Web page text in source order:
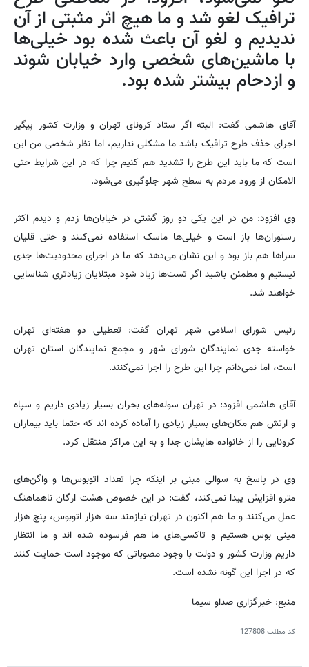
ترافیک لغو شد و ما هیچ اثر مثبتی از آن
ندیدیم و لغو آن باعث شده بود خیلی‌ها
با ماشین‌های شخصی وارد خیابان شوند
و ازدحام بیشتر شده بود.
آقای هاشمی گفت: البته اگر ستاد کرونای تهران و وزارت کشور پیگیر
اجرای حذف طرح ترافیک باشد ما مشکلی نداریم، اما نظر شخصی من این
است که ما باید این طرح را تشدید هم کنیم چرا که در این شرایط حتی
الامکان از ورود مردم به سطح شهر جلوگیری می‌شود.
وی افزود: من در این یکی دو روز گشتی در خیابان‌ها زدم و دیدم اکثر
رستوران‌ها باز است و خیلی‌ها ماسک استفاده نمی‌کنند و حتی قلیان
سرا‌ها هم باز بود و این نشان می‌دهد که ما در اجرای محدودیت‌ها جدی
نیستیم و مطمئن باشید اگر تست‌ها زیاد شود مبتلایان زیادتری شناسایی
خواهند شد.
رئیس شورای اسلامی شهر تهران گفت: تعطیلی دو هفته‌ای تهران
خواسته جدی نمایندگان شورای شهر و مجمع نمایندگان استان تهران
است، اما نمی‌دانم چرا این طرح را اجرا نمی‌کنند.
آقای هاشمی افزود: در تهران سوله‌های بحران بسیار زیادی داریم و سپاه
و ارتش هم مکان‌های بسیار زیادی را آماده کرده اند که حتما باید بیماران
کرونایی را از خانواده هایشان جدا و به این مراکز منتقل کرد.
وی در پاسخ به سوالی مبنی بر اینکه چرا تعداد اتوبوس‌ها و واگن‌های
مترو افزایش پیدا نمی‌کند، گفت: در این خصوص هشت ارگان ناهماهنگ
عمل می‌کنند و ما هم اکنون در تهران نیازمند سه هزار اتوبوس، پنچ هزار
مینی بوس هستیم و تاکسی‌های ما هم فرسوده شده اند و ما انتظار
داریم وزارت کشور و دولت با وجود مصوباتی که موجود است حمایت کنند
که در اجرا این گونه نشده است.
منبع: خبرگزاری صداو سیما
کد مطلب127808